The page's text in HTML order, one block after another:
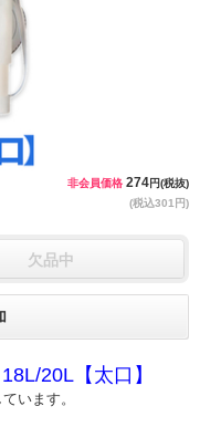
非会員価格 274円(税抜)
(税込301円)
欠品中
20L【太口】
います。